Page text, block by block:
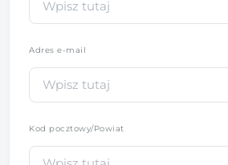
Adres e-mail
Kod pocztowy/Powiat